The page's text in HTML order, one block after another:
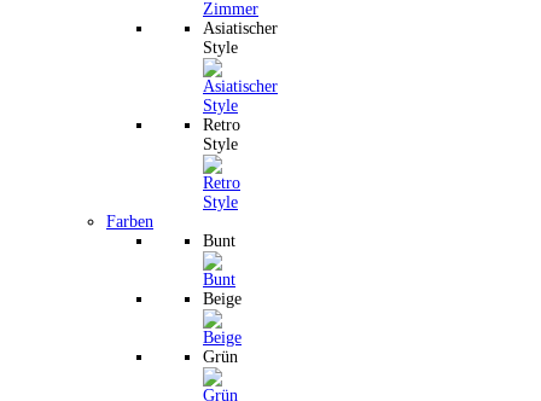
Asiatischer
Style
Retro
Style
Farben
Bunt
Beige
Grün